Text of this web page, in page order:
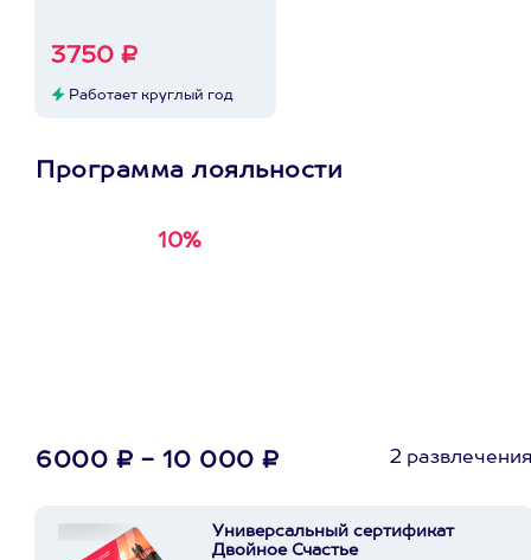
3750 ₽
Работает круглый год
Программа лояльности
10%
6000 ₽ - 10 000 ₽ 2
Универсальный сертификат
Двойное Счастье